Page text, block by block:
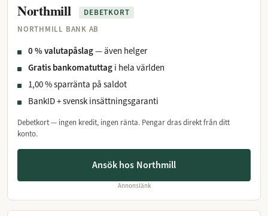
Northmill
DEBETKORT
NORTHMILL BANK AB
0 % valutapåslag— även helger
Gratis bankomatuttag i hela världen
1,00 % sparränta på saldot
BankID + svensk insättningsgaranti
Debetkort — ingen kredit, ingen ränta. Pengar dras direkt från ditt
konto.
Ansök hos Northmill
Annonslänk